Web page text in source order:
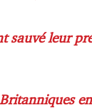
sauvé leur